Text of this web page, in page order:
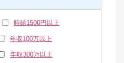
時給1500円以上
年収100万以上
年収300万以上